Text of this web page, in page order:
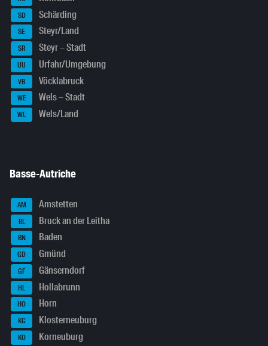
SD Schärding
SE Steyr/Land
SR Steyr – Stadt
UU Urfahr/Umgebung
VB Vöcklabruck
WE Wels – Stadt
WL Wels/Land
Basse-Autriche
AM Amstetten
BL Bruck an der Leitha
BN Baden
GD Gmünd
GF Gänserndorf
HL Hollabrunn
HO Horn
KG Klosterneuburg
KO Korneuburg